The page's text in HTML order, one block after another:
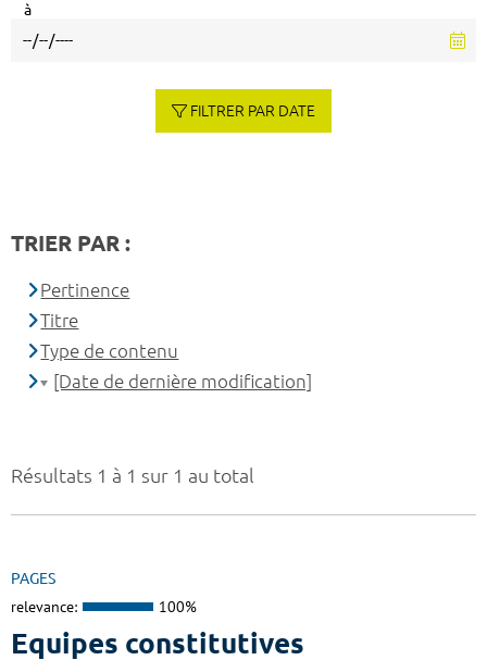
Résultats 1 à 1 sur 1 au total
PAGES
relevance: 100%
Equipes constitutives
à
FILTRER PAR DATE
TRIER PAR :
Pertinence
Titre
Type de contenu
[Date de dernière modification]